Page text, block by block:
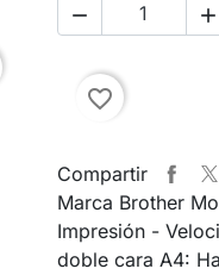
 
favorite_border
Compartir
Marca Brother
Impresión -
doble cara A4: